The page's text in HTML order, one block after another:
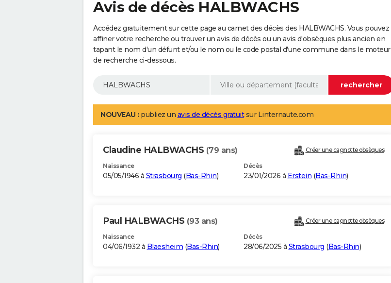
Avis de décès HALBWACHS
Accédez gratuitement sur cette page au carnet des décès des HALBWACHS. Vous pouvez
affiner votre recherche ou trouver un avis de décès ou un avis d'obsèques plus ancien en
tapant le nom d'un défunt et/ou le nom ou le code postal d'une commune dans le moteur
de recherche ci-dessous.
NOUVEAU : publiez un avis de décès gratuitsur Linternaute.com
Claudine HALBWACHS (79 ans) Créer une cagnotte obsèques
Naissance
05/05/1946 à Strasbourg (Bas-Rhin)
Décès
23/01/2026 à Erstein (Bas-Rhin)
Paul HALBWACHS (93 ans) Créer une cagnotte obsèques
Naissance
04/06/1932 à Blaesheim (Bas-Rhin)
Décès
28/06/2025 à Strasbourg (Bas-Rhin)